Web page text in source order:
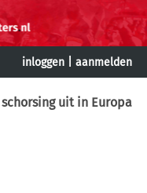
inloggen aanmelden
uit in Europa